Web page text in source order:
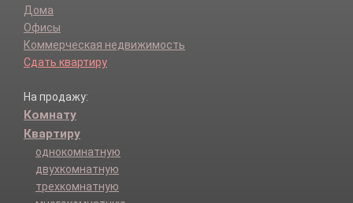
Дома
Офисы
Коммерческая недвижимость
Сдать квартиру
На продажу:
Комнату
Квартиру
однокомнатную
двухкомнатную
трехкомнатную